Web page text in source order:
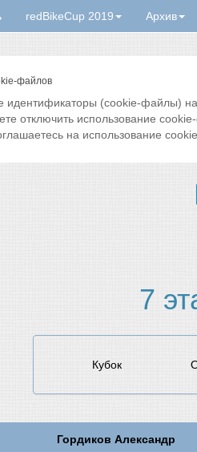
redBikeCup 2019 Архив
файлов
(cookie-файлы) на
отключить использование
на использование
7
Кубок
Гордиков Александр